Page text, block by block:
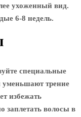
ухоженный вид.
6-8 недель.
специальные
трение
избежать
заплетать волосы в